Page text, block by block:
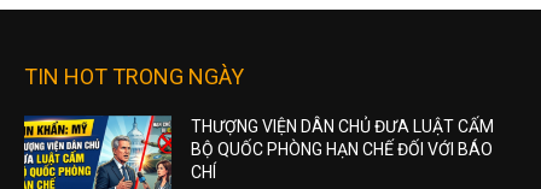
TIN HOT TRONG NGÀY
THƯỢNG VIỆN DÂN CHỦ ĐƯA LUẬT CẤM
BỘ QUỐC PHÒNG HẠN CHẾ ĐỐI VỚI BÁO
CHÍ